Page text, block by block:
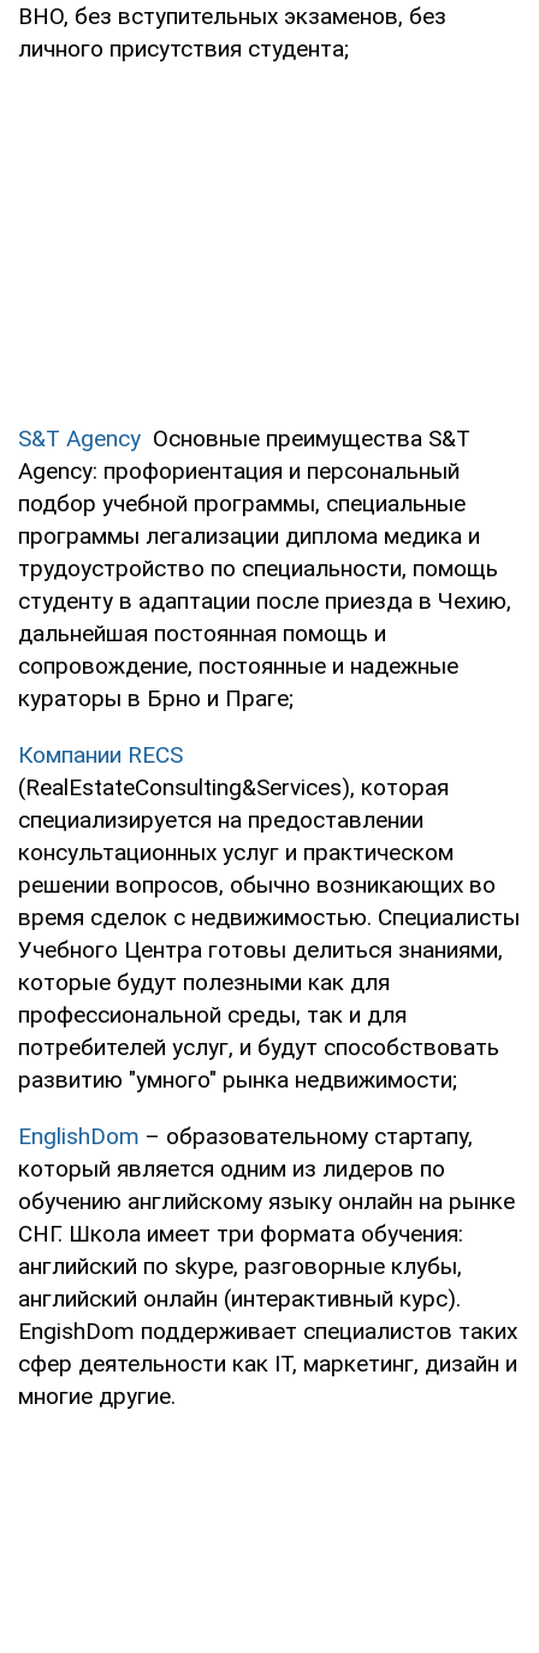
ВНО, без вступительных экзаменов, без
личного присутствия студента;
S&T Agency Основные преимущества S&T
Agency: профориентация и персональный
подбор учебной программы, специальные
программы легализации диплома медика и
трудоустройство по специальности, помощь
студенту в адаптации после приезда в Чехию,
дальнейшая постоянная помощь и
сопровождение, постоянные и надежные
кураторы в Брно и Праге;
Компании RECS
(RealEstateConsulting&Services), которая
специализируется на предоставлении
консультационных услуг и практическом
решении вопросов, обычно возникающих во
время сделок с недвижимостью. Специалисты
Учебного Центра готовы делиться знаниями,
которые будут полезными как для
профессиональной среды, так и для
потребителей услуг, и будут способствовать
развитию "умного" рынка недвижимости;
EnglishDom – образовательному стартапу,
который является одним из лидеров по
обучению английскому языку онлайн на рынке
СНГ. Школа имеет три формата обучения:
английский по skype, разговорные клубы,
английский онлайн (интерактивный курс).
EngishDom поддерживает специалистов таких
сфер деятельности как IT, маркетинг, дизайн и
многие другие.